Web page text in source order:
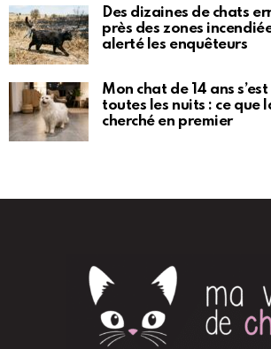
Des dizaines de chats
près des zones
alerté les enquêteurs
Mon chat de 14 ans
toutes les nuits : ce que
cherché en premier